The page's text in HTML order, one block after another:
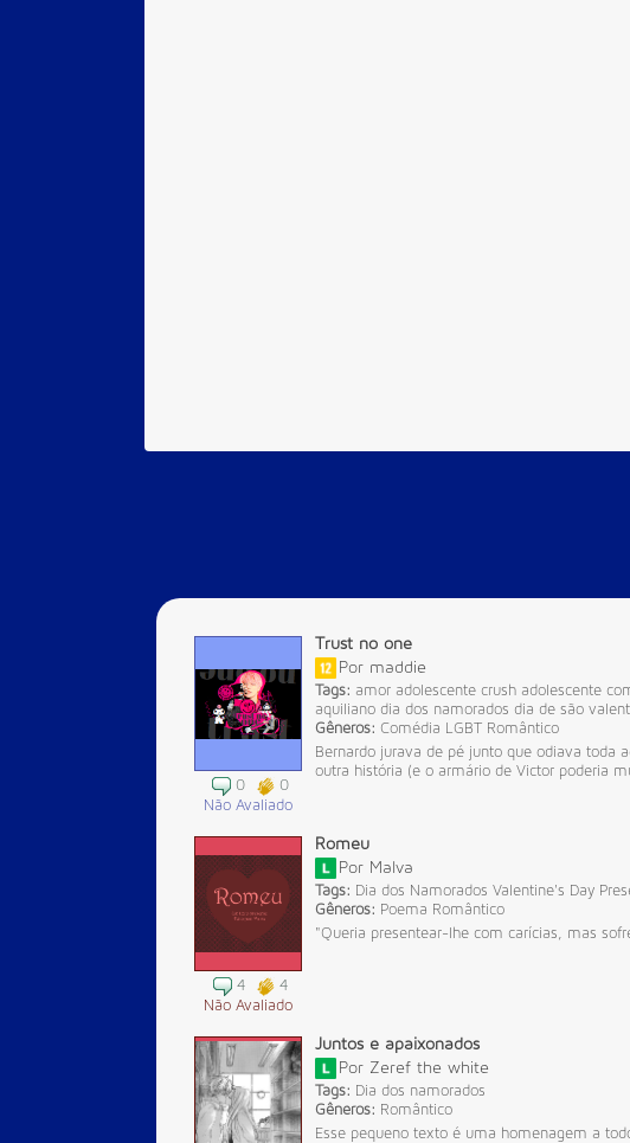
0
0
Não Avaliado
Trust no one
Por maddie
Tags: amor adolescente crush adolescente
aquiliano dia dos namorados dia de são
Gêneros: Comédia LGBT Romântico
Bernardo jurava de pé junto que odiava toda
outra história (e o armário de Victor poderia
4
4
Não Avaliado
Romeu
Por Malva
Tags: Dia dos Namorados Valentine's Day
Gêneros: Poema Romântico
"Queria presentear-lhe com carícias, mas
Juntos e apaixonados
Por Zeref the white
Tags: Dia dos namorados
Gêneros: Romântico
Esse pequeno texto é uma homenagem a